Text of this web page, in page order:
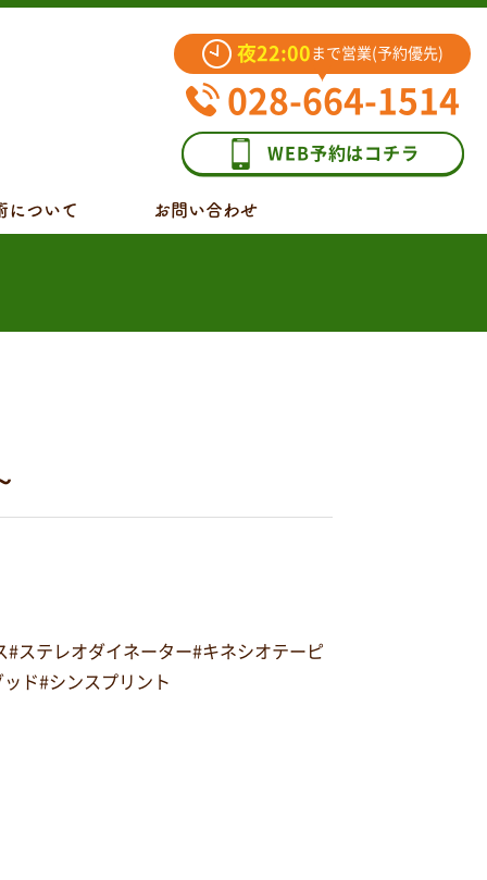
夜22:00 まで営業(予約優先)
028-664-1514
WEB予約はコチラ
について お問い合わせ
ステレオダイネーター#キネシオテーピ
ド#シンスプリント